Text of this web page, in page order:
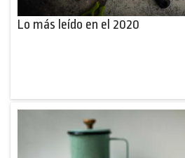
Lo más leído en el 2020